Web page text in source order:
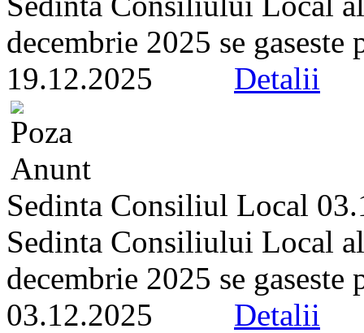
decembrie 2025 se
19.12.2025 Detalii
Sedinta Consiliul Local
Sedinta Consiliului Local
decembrie 2025 se
03.12.2025 Detalii